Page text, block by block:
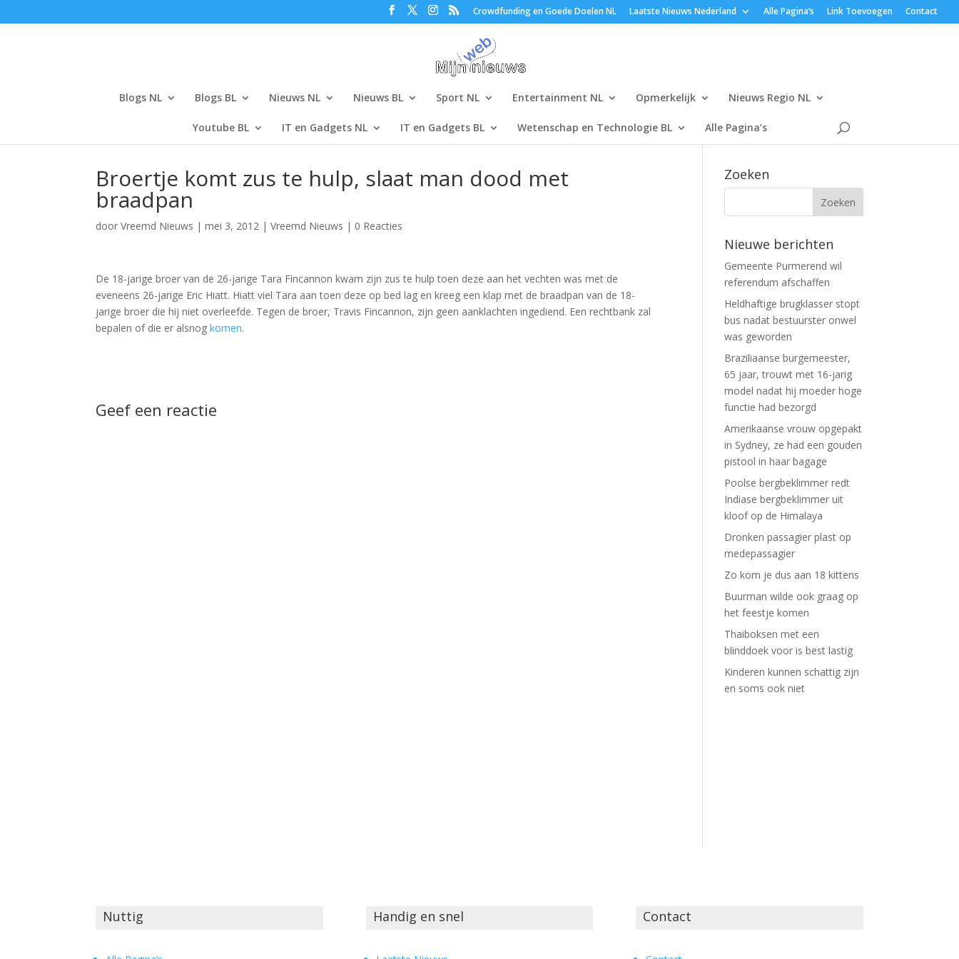
Crowdfunding en Goede Doelen NL Laatste Nieuws Nederland Alle Pagina’s Link Toevoegen Contact
Blogs NL Blogs BL Nieuws NL Nieuws BL Sport NL Entertainment NL Opmerkelijk Nieuws Regio NL
Youtube BL IT en Gadgets NL IT en Gadgets BL Wetenschap en Technologie BL Alle Pagina’s
Broertje komt zus te hulp, slaat man dood met
braadpan
doorVreemd Nieuws |mei 3, 2012 |Vreemd Nieuws | 0 Reacties
De 18-jarige broer van de 26-jarige Tara Fincannon kwam zijn zus te hulp toen deze aan het vechten was met de
eveneens 26-jarige Eric Hiatt. Hiatt viel Tara aan toen deze op bed lag en kreeg een klap met de braadpan van de 18-
jarige broer die hij niet overleefde. Tegen de broer, Travis Fincannon, zijn geen aanklachten ingediend. Een rechtbank zal
bepalen of die er alsnogkomen.
Geef een reactie
Zoeken
Nieuwe berichten
Gemeente Purmerend wil
referendum afschaffen
Heldhaftige brugklasser stopt
bus nadat bestuurster onwel
was geworden
Braziliaanse burgemeester,
65 jaar, trouwt met 16-jarig
model nadat hij moeder hoge
functie had bezorgd
Amerikaanse vrouw opgepakt
in Sydney, ze had een gouden
pistool in haar bagage
Poolse bergbeklimmer redt
Indiase bergbeklimmer uit
kloof op de Himalaya
Dronken passagier plast op
medepassagier
Zo kom je dus aan 18 kittens
Buurman wilde ook graag op
het feestje komen
Thaiboksen met een
blinddoek voor is best lastig
Kinderen kunnen schattig zijn
en soms ook niet
Nuttig Handig en snel Contact